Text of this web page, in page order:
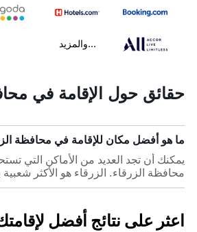
...والمزيد
حقائق حول الإقامة في
ما هو أفضل مكان للإقامة في محافظة
يمكنك أن تجد العديد من الأماكن التي
محافظة الزرقاء. الزرقاء هو الأكثر
اعثر على نتائج أفضل